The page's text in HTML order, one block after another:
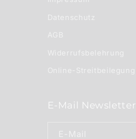
Datenschutz
AGB
Widerrufsbelehrung
Online-Streitbeilegung
E-Mail Newsletter
E-Mail